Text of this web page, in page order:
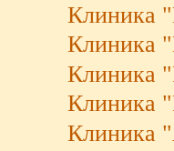
Клиника
Клиника
Клиника
Клиника
Клиника